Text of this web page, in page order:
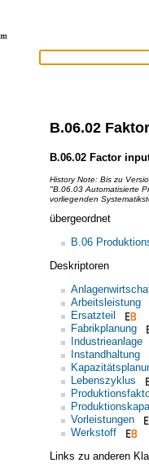
B.06.02
B.06.02 Factor
History Note: Bis zu
"B.06.03 Automatisierte
vorliegenden
übergeordnet
B.06
Deskriptoren
Arbeitsleistung
Ersatzteil
Fabrikplanung
Industrieanlage
Instandhaltung
Lebenszyklus
Vorleistungen
Werkstoff
Links zu anderen